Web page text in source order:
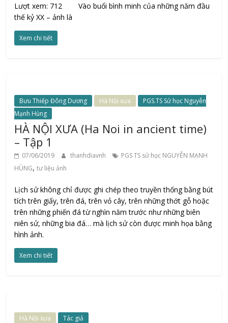
Lượt xem: 712 Vào buổi bình minh của những năm đầu
thế kỷ XX – ảnh là
Xem chi tiết
Bưu Thiếp Đông Dương Hà Nội xưa
PGS.TS Sử học Nguyễn
Mạnh Hùng
HÀ NỘI XƯA (Ha Noi in ancient time)
– Tập 1
07/06/2019 thanhdiavnh
PGS TS sử học NGUYỄN MẠNH
HÙNG,tư liệu ảnh
Lịch sử không chỉ được ghi chép theo truyền thống bằng bút
tích trên giấy, trên đá, trên vỏ cây, trên những thớt gỗ hoặc
trên những phiến đá từ nghìn năm trước như những biên
niên sử, những bia đá… mà lịch sử còn được minh họa bằng
hình ảnh.
Xem chi tiết
Hà Nội xưa Tác giả